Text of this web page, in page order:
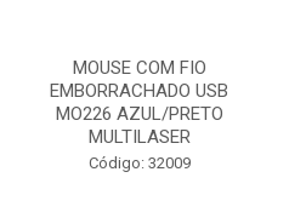
MOUSE COM FIO
EMBORRACHADO USB
MO226 AZUL/PRETO
MULTILASER
Código: 32009